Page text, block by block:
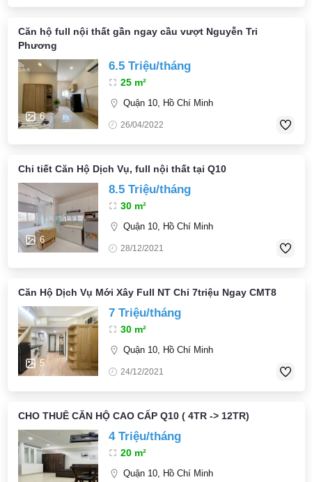
Căn hộ full nội thất gần ngay cầu vượt Nguyễn Tri
Phương
6
6.5 Triệu/tháng
25 m²
Quận 10, Hồ Chí Minh
26/04/2022
Chi tiết Căn Hộ Dịch Vụ, full nội thất tại Q10
6
8.5 Triệu/tháng
30 m²
Quận 10, Hồ Chí Minh
28/12/2021
Căn Hộ Dịch Vụ Mới Xây Full NT Chỉ 7triệu Ngay CMT8
5
7 Triệu/tháng
30 m²
Quận 10, Hồ Chí Minh
24/12/2021
CHO THUÊ CĂN HỘ CAO CẤP Q10 ( 4TR -> 12TR)
4 Triệu/tháng
20 m²
Quận 10, Hồ Chí Minh